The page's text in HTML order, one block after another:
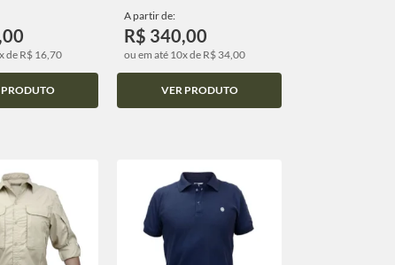
de R$ 16,70
A partir de:
R$ 340,00
ou em até 10x de R$ 34,00
VER PRODUTO